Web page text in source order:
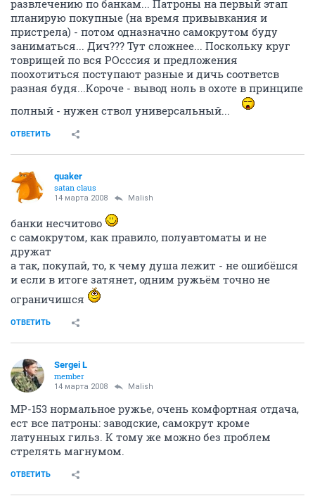
развлечению по банкам... Патроны на первый этап
планирую покупные (на время привывкания и
пристрела) - потом одназначно самокрутом буду
заниматься... Дич??? Тут сложнее... Поскольку круг
товрищей по вся РОсссия и предложения
поохотиться поступают разные и дичь соответсв
разная будя...Короче - вывод ноль в охоте в принципе
полный - нужен ствол универсальный...
ОТВЕТИТЬ
quaker
satan claus
14 марта 2008 Malish
банки несчитово
с самокрутом, как правило, полуавтоматы и не
дружат
а так, покупай, то, к чему душа лежит - не ошибёшся
и если в итоге затянет, одним ружьём точно не
ограничишся
ОТВЕТИТЬ
Sergei L
member
14 марта 2008 Malish
МР-153 нормальное ружье, очень комфортная отдача,
ест все патроны: заводские, самокрут кроме
латунных гильз. К тому же можно без проблем
стрелять магнумом.
ОТВЕТИТЬ